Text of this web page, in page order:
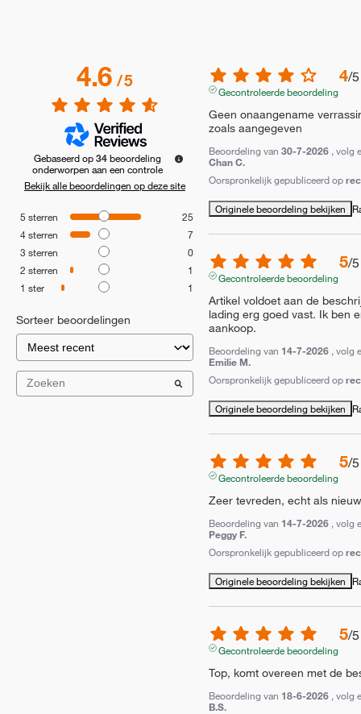
4.6/5
Gebaseerd op34beoordeling
onderworpen aan een controle
Bekijk alle beoordelingen op deze site
5 sterren
25
4sterren
7
3 sterren
0
2 sterren
1
1 ster 1
Sorteer beoordelingen
4/5
Gecontroleerde beoordeling
Geen onaangename
zoals aangegeven
Beoordeling van 30-7-2026 , volg
Chan C.
Oorspronkelijk gepubliceerd op
Originele beoordeling bekijken
5/5
Gecontroleerde beoordeling
Artikel voldoet aan de
lading erg goed vast. Ik ben
aankoop.
Beoordeling van 14-7-2026 , volg
Emilie M.
Oorspronkelijk gepubliceerd op
Originele beoordeling bekijken
5/5
Gecontroleerde beoordeling
Zeer tevreden, echt als nieuw
Beoordeling van 14-7-2026 , volg
Peggy F.
Oorspronkelijk gepubliceerd op
Originele beoordeling bekijken
5/5
Gecontroleerde beoordeling
Top, komt overeen met de
Beoordeling van 18-6-2026 , volg
B.S.